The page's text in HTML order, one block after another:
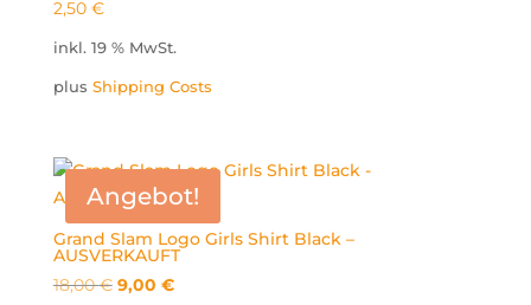
2,50 €
inkl. 19 % MwSt.
plus Shipping Costs
Angebot!
Grand Slam Logo Girls Shirt Black –
AUSVERKAUFT
18,00€ Ursprünglicher
9,00 €Aktueller